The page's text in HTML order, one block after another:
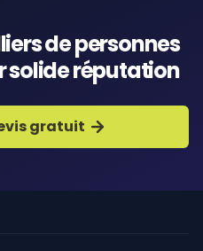
de personnes
solide réputation
gratuit